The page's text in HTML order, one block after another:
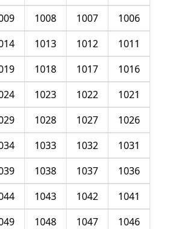
1006
1007
1008
1011
1012
1013
1016
1017
1018
1021
1022
1023
1026
1027
1028
1031
1032
1033
1036
1037
1038
1041
1042
1043
1046
1047
1048